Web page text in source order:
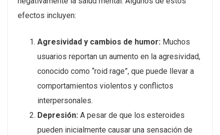
efectos incluyen:
Agresividad y cambios de humor: Muchos
usuarios reportan un aumento en la agresividad,
conocido como “roid rage”, que puede llevar a
comportamientos violentos y conflictos
interpersonales.
Depresión: A pesar de que los esteroides
pueden inicialmente causar una sensación de